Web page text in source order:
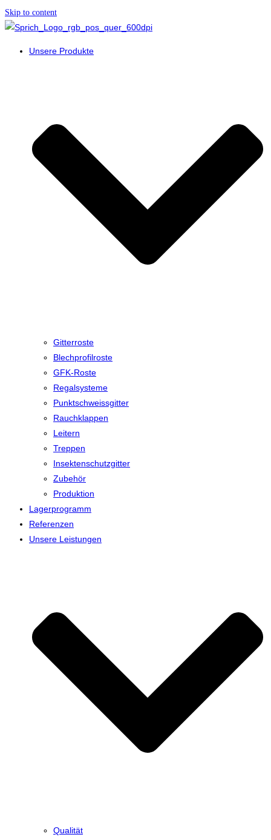
Skip to content
Unsere Produkte
Gitterroste
Blechprofilroste
GFK-Roste
Regalsysteme
Punktschweissgitter
Rauchklappen
Leitern
Treppen
Insektenschutzgitter
Zubehör
Produktion
Lagerprogramm
Referenzen
Unsere Leistungen
Qualität